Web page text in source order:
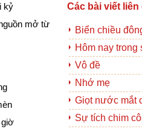
kỷ
mở từ
Các bài viết liên
Biển chiều
Hôm nay trong
Vô đề
Nhớ mẹ
Giọt nước mắt
Sự tích chim